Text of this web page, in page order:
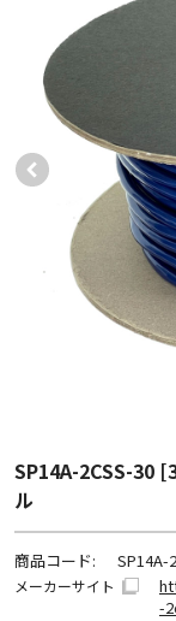
SP14A-2CSS-30
ル
商品コード: SP14A-
メーカーサイト
-